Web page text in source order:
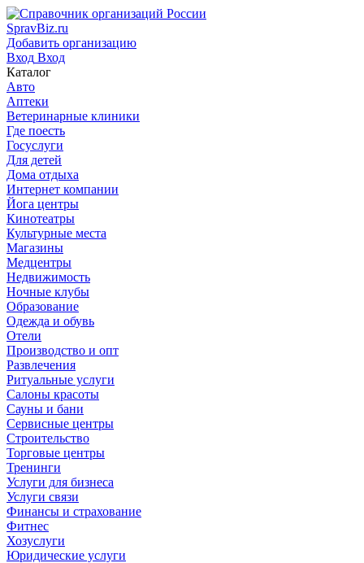
SpravBiz.ru
Добавить организацию
Вход Вход
Каталог
Авто
Аптеки
Ветеринарные клиники
Где поесть
Госуслуги
Для детей
Дома отдыха
Интернет компании
Йога центры
Кинотеатры
Культурные места
Магазины
Медцентры
Недвижимость
Ночные клубы
Образование
Одежда и обувь
Отели
Производство и опт
Развлечения
Ритуальные услуги
Салоны красоты
Сауны и бани
Сервисные центры
Строительство
Торговые центры
Тренинги
Услуги для бизнеса
Услуги связи
Финансы и страхование
Фитнес
Хозуслуги
Юридические услуги